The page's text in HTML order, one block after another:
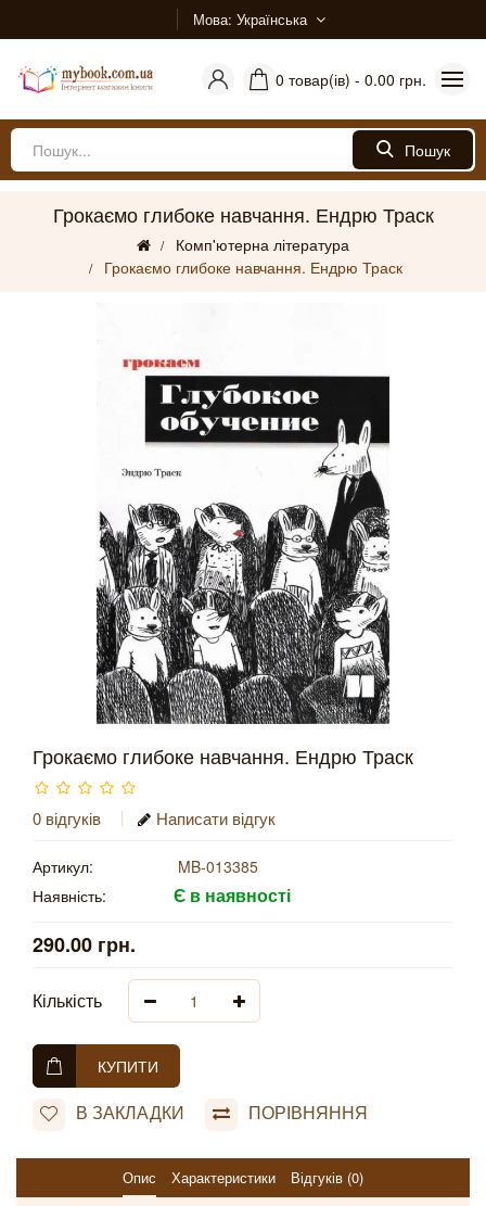
Мова Українська
0 товар(ів) - 0.00 грн.
Пошук
Грокаємо глибоке навчання. Ендрю Траск
Комп'ютерна література
Грокаємо глибоке навчання. Ендрю Траск
Грокаємо глибоке навчання. Ендрю Траск
0 відгуків Написати відгук
Артикул:
MB-013385
Наявність:
Є в наявності
290.00 грн.
Кількість
КУПИТИ
В ЗАКЛАДКИ ПОРІВНЯННЯ
Опис Характеристики Відгуків (0)